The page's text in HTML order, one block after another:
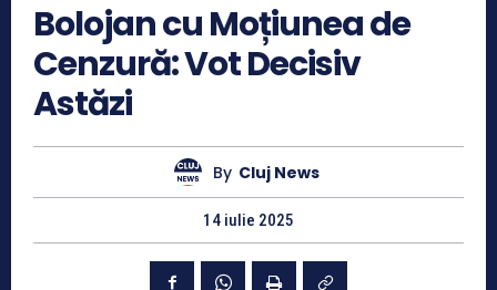
Bolojan cu Moțiunea de
Cenzură: Vot Decisiv
Astăzi
By Cluj News
14 iulie 2025